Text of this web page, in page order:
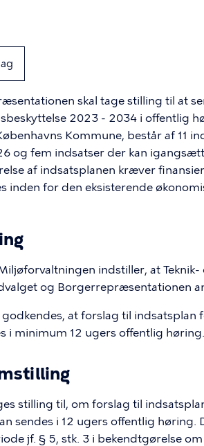
skal tage stilling til at
2023 - 2034 i offentlig
Kommune, består af 11
og fem indsatser der kan
af indsatsplanen kræver
inden for den eksisterende
indstiller, at
og Borgerrepræsentationen
at forslag til
i minimum 12 ugers offentlig høring.
stilling til, om forslag til
sendes i 12 ugers offentlig høring.
jf. § 5, stk. 3 i bekendtgørelse